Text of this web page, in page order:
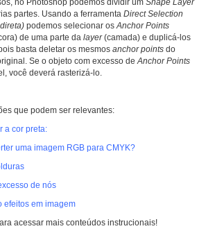
no Photoshop podemos dividir um Shape Layer
partes. Usando a ferramenta Direct Selection
podemos selecionar osAnchor Points
de uma parte da layer(camada) e duplicá-los
basta deletar os mesmos anchor points do
Se o objeto com excesso de Anchor Points
você deverá rasterizá-lo.
que podem ser relevantes:
a cor preta:
uma imagem RGB para CMYK?
de nós
efeitos em imagem
acessar mais conteúdos instrucionais!